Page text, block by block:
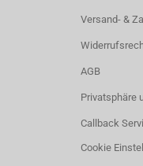
Versand- &
AGB
Privatsphäre
Callback
Cookie